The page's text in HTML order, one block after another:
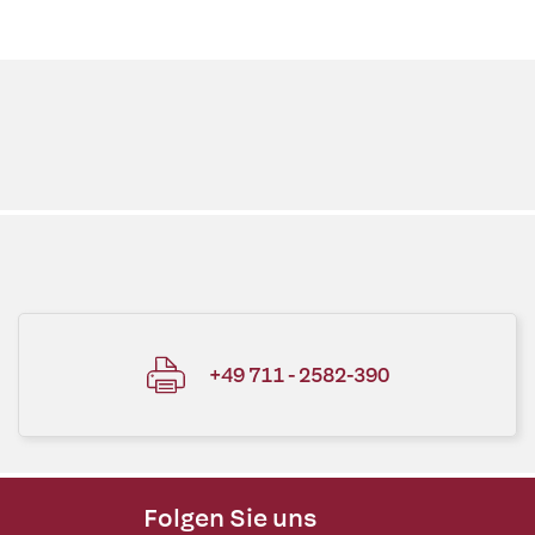
+49 711 - 2582-390
Folgen Sie uns